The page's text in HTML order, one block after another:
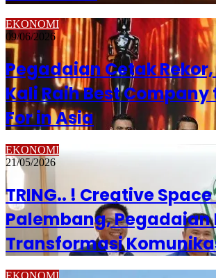
EKONOMI
09/06/2026
Pegadaian Cetak
Kali Raih Best Company
For in Asia
EKONOMI
21/05/2026
TRING.. ! Creative
Palembang, Pegadaian
Transformasi
EKONOMI